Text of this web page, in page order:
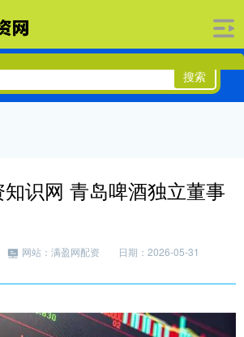
搜索
识网 青岛啤酒独立董事
网站：满盈网配资
日期：2026-05-31